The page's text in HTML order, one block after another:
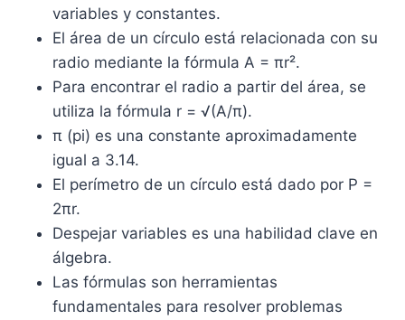
variables y constantes.
El área de un círculo está relacionada con su
radio mediante la fórmula A = πr².
Para encontrar el radio a partir del área, se
utiliza la fórmula r = √(A/π).
π (pi) es una constante aproximadamente
igual a 3.14.
El perímetro de un círculo está dado por P =
2πr.
Despejar variables es una habilidad clave en
álgebra.
Las fórmulas son herramientas
fundamentales para resolver problemas